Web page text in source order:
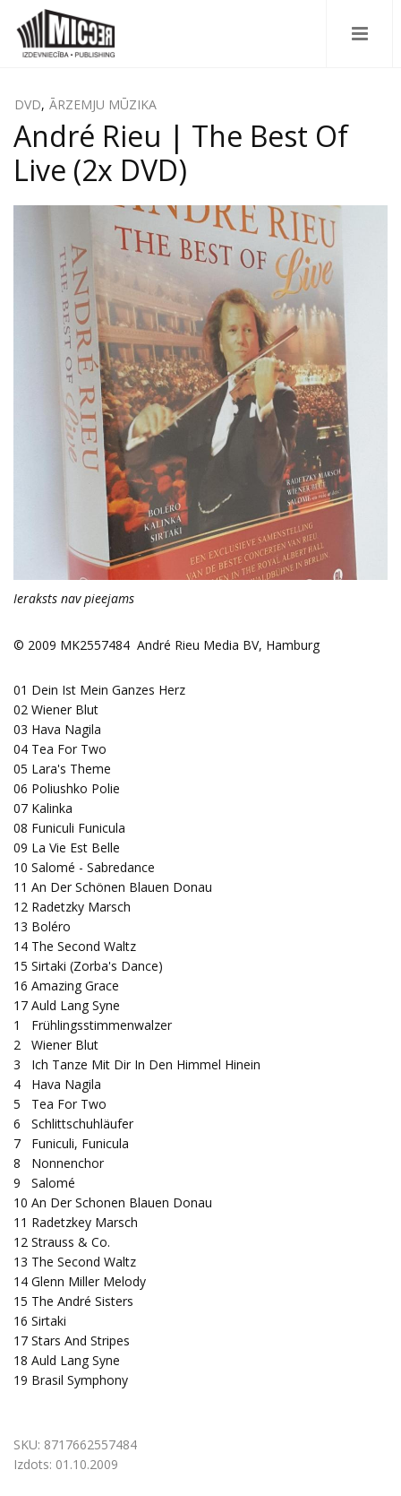
DVD, ĀRZEMJU MŪZIKA
André Rieu | The Best Of
Live (2x DVD)
Ieraksts nav pieejams
© 2009 MK2557484 André Rieu Media BV, Hamburg
01 Dein Ist Mein Ganzes Herz
02 Wiener Blut
03 Hava Nagila
04 Tea For Two
05 Lara's Theme
06 Poliushko Polie
07 Kalinka
08 Funiculi Funicula
09 La Vie Est Belle
10 Salomé - Sabredance
11 An Der Schönen Blauen Donau
12 Radetzky Marsch
13 Boléro
14 The Second Waltz
15 Sirtaki (Zorba's Dance)
16 Amazing Grace
17 Auld Lang Syne
1
Frühlingsstimmenwalzer
2
Wiener Blut
3
Ich Tanze Mit Dir In Den Himmel Hinein
4
Hava Nagila
5
Tea For Two
6
Schlittschuhläufer
7
Funiculi, Funicula
8
Nonnenchor
9
Salomé
10 An Der Schonen Blauen Donau
11 Radetzkey Marsch
12 Strauss & Co.
13 The Second Waltz
14 Glenn Miller Melody
15 The André Sisters
16 Sirtaki
17 Stars And Stripes
18 Auld Lang Syne
19 Brasil Symphony
SKU: 8717662557484
Izdots: 01.10.2009